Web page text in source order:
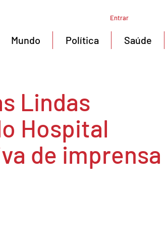
Entrar
Mundo Política Saúde
Lindas
Hospital
de imprensa